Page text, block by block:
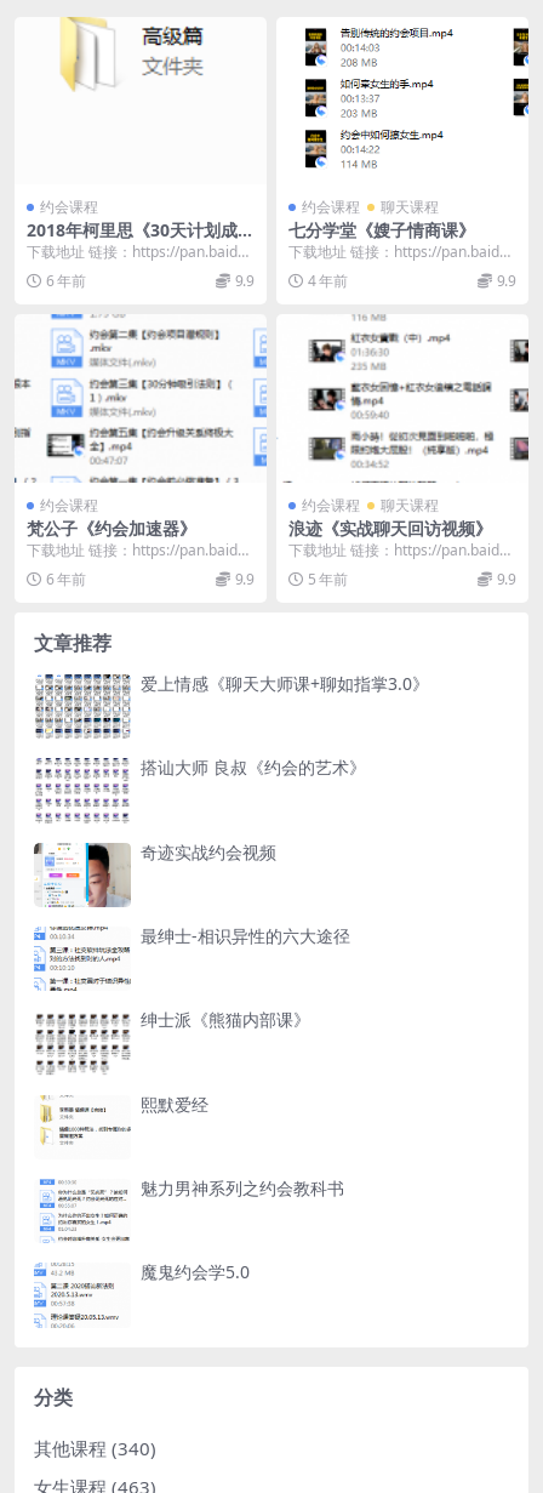
约会课程
2018年柯里思《30天计划成为
搭讪高手》
下载地址 链接：https://pan.baidu.
com/s/1Qz3HfDJ...
6 年前 9.9
约会课程 聊天课程
七分学堂《嫂子情商课》
下载地址 链接：https://pan.baidu.
com/s/1rcqCqpp...
4 年前 9.9
约会课程
梵公子《约会加速器》
下载地址 链接：https://pan.baidu.
com/s/1paQJUgz...
6 年前 9.9
约会课程 聊天课程
浪迹《实战聊天回访视频》
下载地址 链接：https://pan.baidu.
com/s/1LWpRw3S...
5 年前 9.9
文章推荐
爱上情感《聊天大师课+聊如指掌3.0》
搭讪大师 良叔《约会的艺术》
奇迹实战约会视频
最绅士-相识异性的六大途径
绅士派《熊猫内部课》
熙默爱经
魅力男神系列之约会教科书
魔鬼约会学5.0
分类
其他课程 (340)
女生课程 (463)